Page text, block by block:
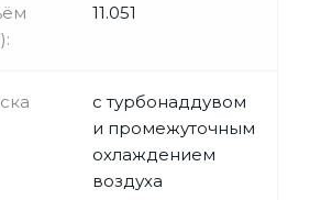
11.051
с турбонаддувом
и промежуточным
охлаждением
воздуха